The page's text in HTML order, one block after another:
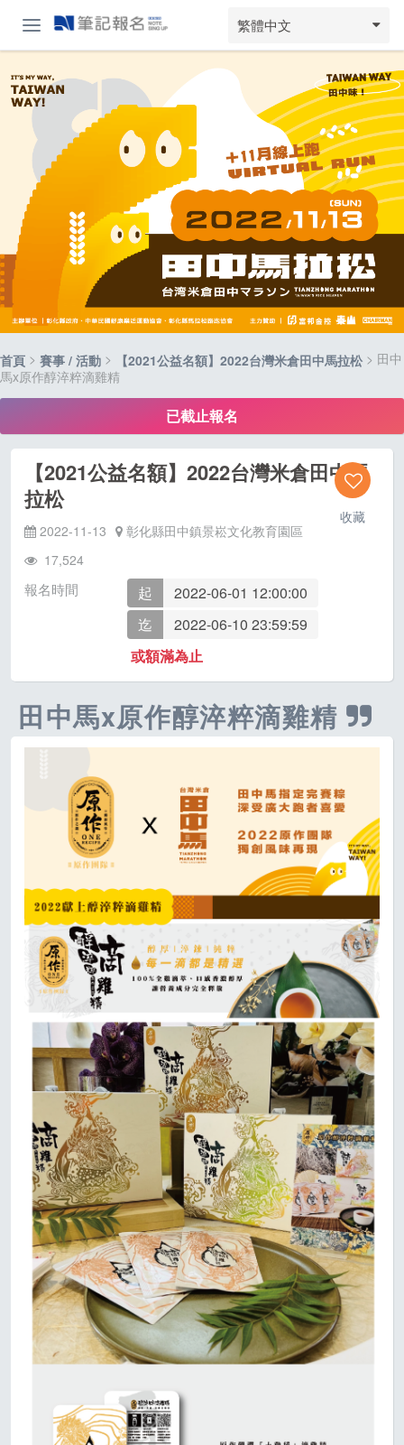
繁體中文
首頁 > 賽事 / 活動 > 【2021公益名額】2022台灣米倉田中馬拉松 > 田中
馬x原作醇淬粹滴雞精
已截止報名
收藏
【2021公益名額】2022台灣米倉田中馬
拉松
2022-11-13
彰化縣田中鎮景崧文化教育園區
17,524
報名時間 起
2022-06-01 12:00:00
迄
2022-06-10 23:59:59
或額滿為止
田中馬x原作醇淬粹滴雞精